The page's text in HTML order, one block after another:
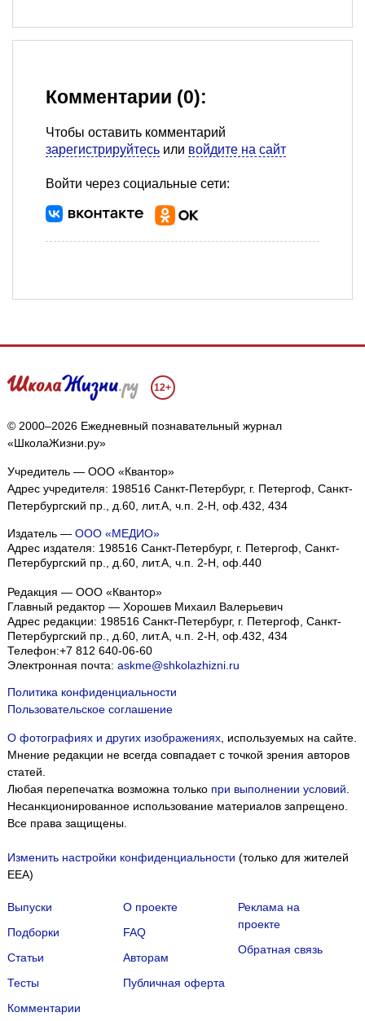
Комментарии (0):
Чтобы оставить комментарий
зарегистрируйтесь или войдите на сайт
Войти через социальные сети:
12+
© 2000–2026 Ежедневный познавательный журнал
«ШколаЖизни.ру»
Учредитель — ООО «Квантор»
Адрес учредителя: 198516 Санкт-Петербург, г. Петергоф, Санкт-
Петербургский пр., д.60, лит.А, ч.п. 2-Н, оф.432, 434
Издатель — ООО «МЕДИО»
Адрес издателя: 198516 Санкт-Петербург, г. Петергоф, Санкт-
Петербургский пр., д.60, лит.А, ч.п. 2-Н, оф.440
Редакция — ООО «Квантор»
Главный редактор — Хорошев Михаил Валерьевич
Адрес редакции: 198516 Санкт-Петербург, г. Петергоф Санкт-
Петербургский пр., д.60, лит.А, ч.п. 2-Н, оф.432, 434
Телефон:+7 812 640-06-60
Электронная почта: askme@shkolazhizni.ru
Политика конфиденциальности
Пользовательское соглашение
О фотографиях и других изображениях, используемых на сайте.
Мнение редакции не всегда совпадает с точкой зрения авторов
статей.
Любая перепечатка возможна только при выполнении условий
Несанкционированное использование материалов запрещено.
Все права защищены.
Изменить настройки конфиденциальности (только для жителей
EEA)
Выпуски
Подборки
Статьи
Тесты
Комментарии
О проекте
FAQ
Авторам
Публичная оферта
Реклама на
проекте
Обратная связь